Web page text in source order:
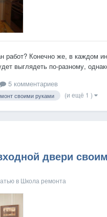
работ? Конечно же, в каждом
выглядеть по-разному,
гарнитура — было решено
стал заказ н.....
5 комментариев
своими руками (и ещё 1 )
двери
в Школа ремонта